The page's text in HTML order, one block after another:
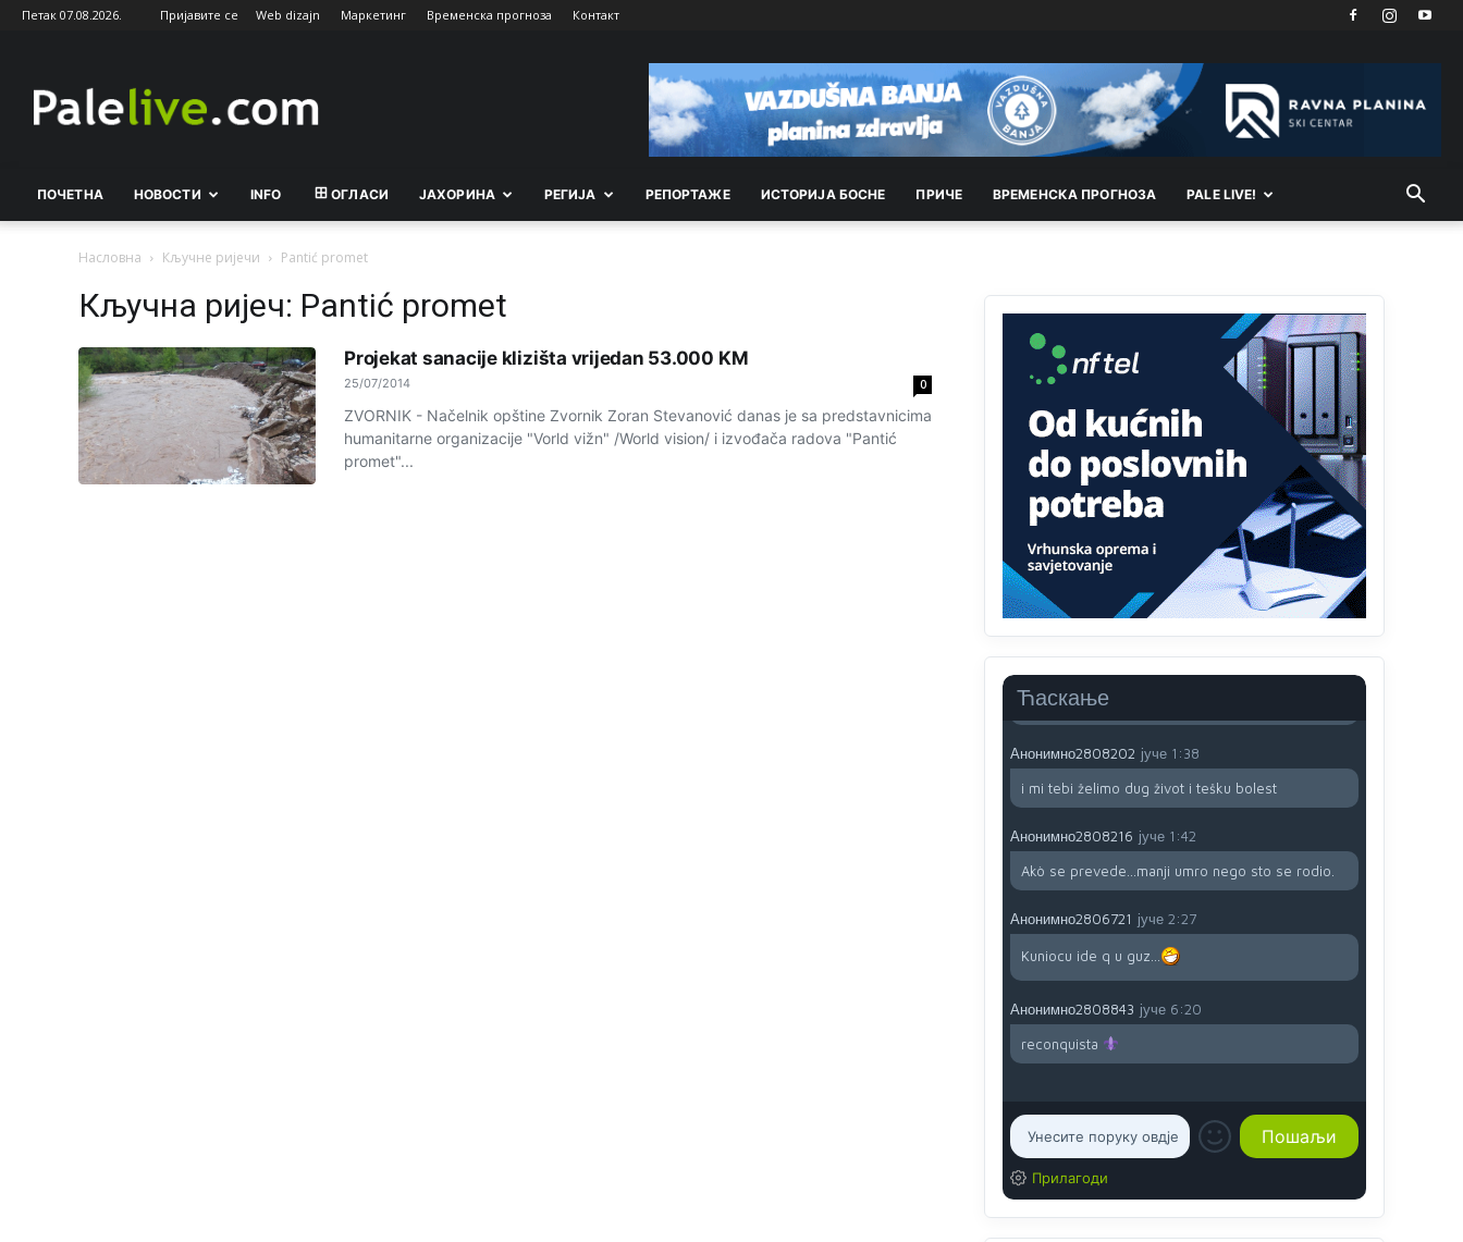
Петак 07.08.2026. Пријавите се Web dizajn Маркетинг Временска прогноза Контакт
ПОЧЕТНА НОВОСТИ INFO ОГЛАСИ ЈАХОРИНА РEГИЈА РEПОРТАЖE ИСТОРИЈА БОСНЕ ПРИЧЕ ВРEМEНСКА ПРОГНОЗА PALE LIVE!
Насловна Кључне ријечи Pantić promet
Кључна ријеч: Pantić promet
Projekat sanacije klizišta vrijedan 53.000 KM
25/07/2014 0
ZVORNIK - Načelnik opštine Zvornik Zoran Stevanović danas je sa predstavnicima
humanitarne organizacije "Vorld vižn" /World vision/ i izvođača radova "Pantić
promet"...
Ћаскање
šalju poštom a da ne dolaze? Kurko
Анонимно2807791 јуче 11:39
БиХ није гласала да је тзв.Косово држава.
Анонимно2807895 јуче 12:16
Drzi pod kontrolom tri stvari jezik,karakter i
ponasanje...Uzivotu brani tri stvari:cast,prijatelja i
zivota iskljuci tri stvari uvredu,neznanje
zavist.Sve dok si ziv gaji tri stvari
dobrotu,pamet i prijateljstvo!!
Анонимно2806721 јуче 12:39
791 BiH nije priznala Kosovo kao nezavisnu
državu jer genocidna tvorevina pravi smetnju a
recimo Srbija je davno
priznala.Na svakom
proizvodu iz Srbije stoji -uvoznik za Kosovo
Анонимно2806721 јуче 12:45
Sve i da se nekim čudom vojska Srbije "vrati" na
koga da brani? A imamo vojsku Kosova kojoj
želimo svako dobro i da se što bolje opreme
Анонимно2808202 јуче 1:38
i mi tebi želimo dug život i tešku bolest
Анонимно2808216 јуче 1:42
Akò se prevede...manji umro nego sto se rodio.
Анонимно2806721 јуче 2:27
Kuniocu ide q u guz...
Анонимно2808843 јуче 6:20
reconquista
Прилагоди